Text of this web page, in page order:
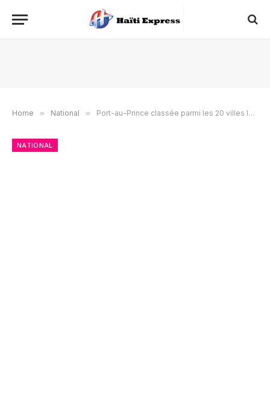
Home » National » Port-au-Prince classée parmi les 20 villes les plus dangereuses au monde
NATIONAL